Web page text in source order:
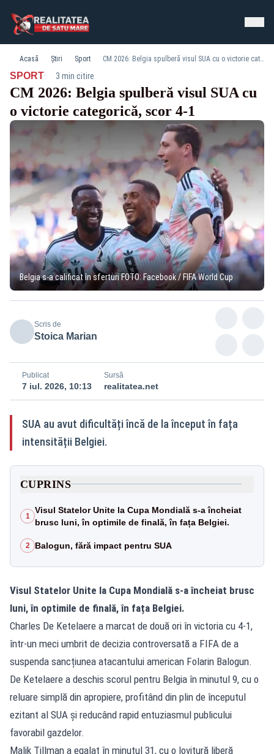
Acasă Știri Sport CM 2026: Belgia spulberă visul SUA cu o victorie categorică, scor 4-1
SPORT· 3 min citire
CM 2026: Belgia spulberă visul SUA cu
o victorie categorică, scor 4-1
Belgia s-a calificat în sferturi FOTO: Facebook / FIFA World Cup
Scris de
Stoica Marian
Publicat
7 iul. 2026, 10:13
Sursă
realitatea.net
SUA au avut dificultăți încă de la început în fața
intensității Belgiei.
CUPRINS
1
Visul Statelor Unite la Cupa Mondială s-a încheiat
brusc luni, în optimile de finală, în fața Belgiei.
2 Balogun, fără impact pentru SUA
Visul Statelor Unite la Cupa Mondială s-a încheiat brusc
luni, în optimile de finală, în fața Belgiei.
Charles De Ketelaere a marcat de două ori în victoria cu 4-1,
într-un meci umbrit de decizia controversată a FIFA de a
suspenda sancțiunea atacantului american Folarin Balogun.
De Ketelaere a deschis scorul pentru Belgia în minutul 9, cu o
reluare simplă din apropiere, profitând din plin de începutul
ezitant al SUA și reducând rapid entuziasmul publicului
favorabil gazdelor.
Malik Tillman a egalat în minutul 31, cu o lovitură liberă